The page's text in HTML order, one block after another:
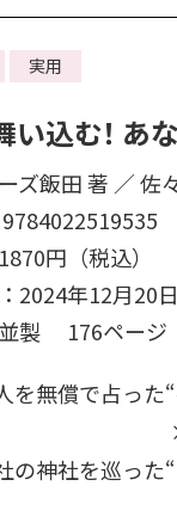
実用
い込む！ あ
ズ飯田 著 ／ 佐
円（税込）
2024年12月20日
並製 176ページ
を無償で占った
の神社を巡った